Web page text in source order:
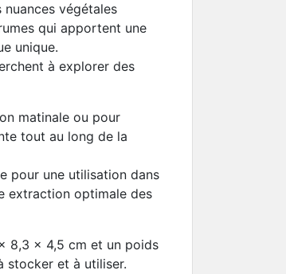
végétales
qui apportent une
unique.
à explorer des
matinale ou pour
tout au long de la
pour une utilisation dans
extraction optimale des
8,3 x 4,5 cm et un poids
stocker et à utiliser.